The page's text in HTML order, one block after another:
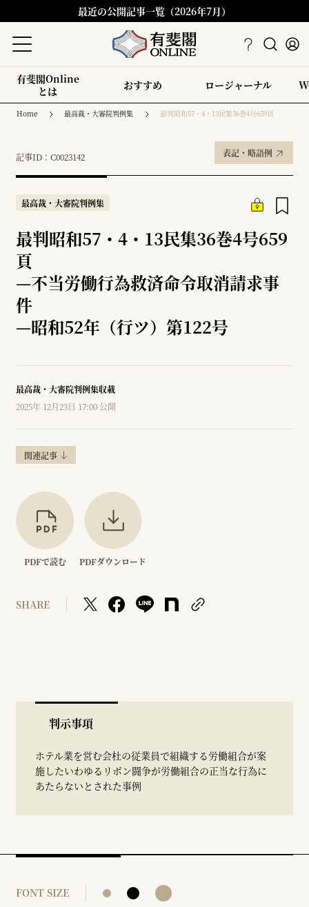
最近の公開記事一覧（2026年7月）
有斐閣Online
とは
おすすめ ロージャーナル
Home 最高裁・大審院判例集 最判昭和57・4・13民集36巻4号659頁
記事ID：C0023142 表記・略語例
最高裁・大審院判例集
最判昭和57・4・13民集36巻4号659
頁
—不当労働行為救済命令取消請求事
件
—昭和52年（行ツ）第122号
最高裁・大審院判例集収載
2025年 12月23日 17:00 公開
関連記事
PDFで読む PDFダウンロード
SHARE
判示事項
ホテル業を営む会杜の従業員で組織する労働組合が案
施したいわゆるリボン闘争が労働組合の正当な行為に
あたらないとされた事例
FONT SIZE